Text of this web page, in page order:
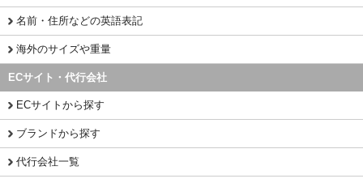
名前・住所などの英語表記
海外のサイズや重量
ECサイト・代行会社
ECサイトから探す
ブランドから探す
代行会社一覧